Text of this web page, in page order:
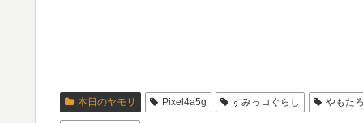
本日のヤモリ Pixel4a5g すみっコぐらし やもた